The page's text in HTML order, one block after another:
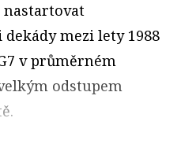
nastartovat
mezi lety 1988
v průměrném
odstupem